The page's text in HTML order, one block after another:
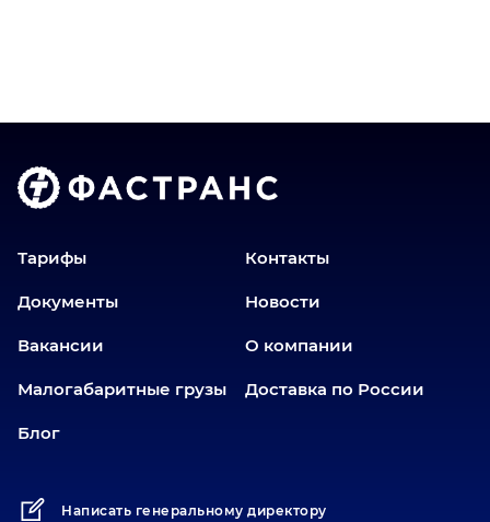
Волгоград
Донецк
Еманжелинск
Заводоуковск
Златоуст
Иваново
Казань
Тарифы Контакты
Документы Новости
Вакансии О компании
Малогабаритные грузы Доставка по России
Блог
Написать генеральному директору